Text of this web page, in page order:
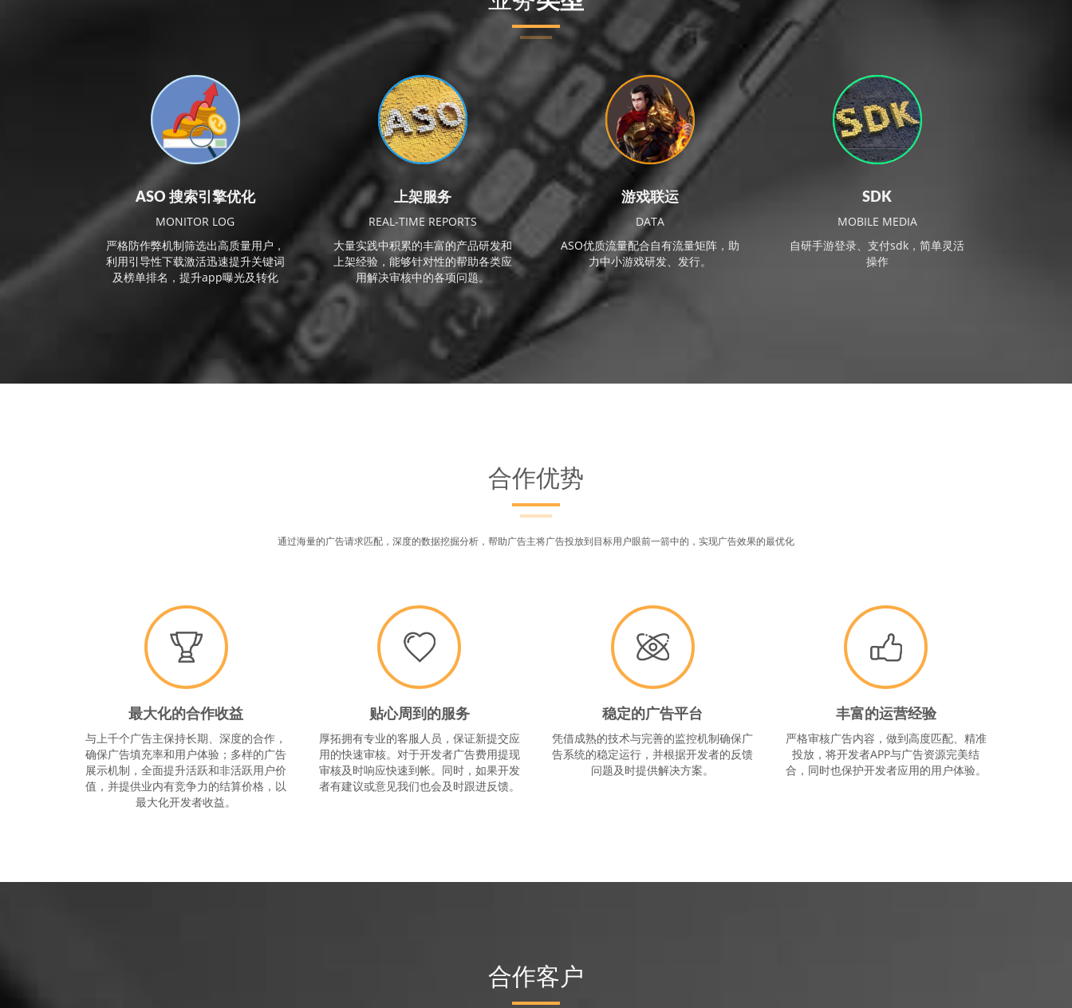
ASO 搜索引擎优化
MONITOR LOG
严格防作弊机制筛选出高质量用户，
利用引导性下载激活迅速提升关键词
及榜单排名，提升app曝光及转化
上架服务
REAL-TIME REPORTS
大量实践中积累的丰富的产品研发和
上架经验，能够针对性的帮助各类应
用解决审核中的各项问题。
游戏联运
DATA
ASO优质流量配合自有流量矩阵，助
力中小游戏研发、发行。
SDK
MOBILE MEDIA
自研手游登录、支付sdk，简单灵活
操作
合作优势
通过海量的广告请求匹配，深度的数据挖掘分析，帮助广告主将广告投放到目标用户眼前一箭中的，实现广告效果的最优化
最大化的合作收益
与上千个广告主保持长期、深度的合作，
确保广告填充率和用户体验；多样的广告
展示机制，全面提升活跃和非活跃用户价
值，并提供业内有竞争力的结算价格，以
最大化开发者收益。
贴心周到的服务
厚拓拥有专业的客服人员，保证新提交应
用的快速审核。对于开发者广告费用提现
审核及时响应快速到帐。同时，如果开发
者有建议或意见我们也会及时跟进反馈。
稳定的广告平台
凭借成熟的技术与完善的监控机制确保广
告系统的稳定运行，并根据开发者的反馈
问题及时提供解决方案。
丰富的运营经验
严格审核广告内容，做到高度匹配、精准
投放，将开发者APP与广告资源完美结
合，同时也保护开发者应用的用户体验。
合作客户